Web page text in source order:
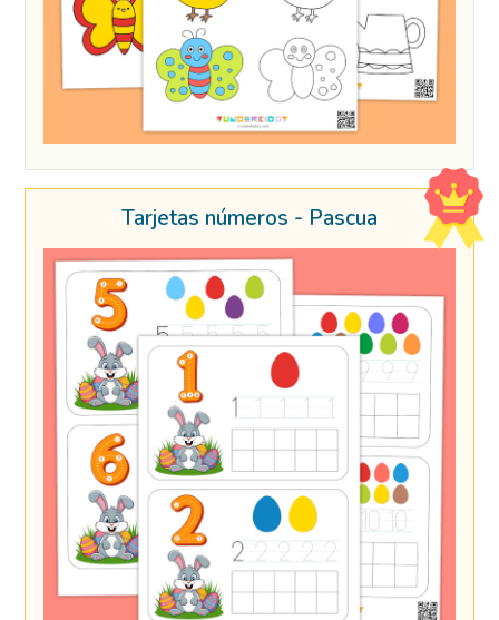
Tarjetas números - Pascua